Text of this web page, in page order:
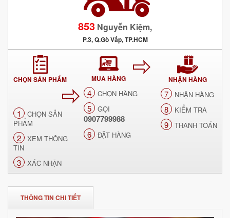
853 Nguyễn Kiệm,
P.3, Q.Gò Vấp, TP.HCM
CHỌN SẢN PHẨM
1
CHỌN SẢN
PHẨM
2
XEM THÔNG
TIN
3 XÁC NHẬN
MUA HÀNG
4 CHỌN HÀNG
5 GỌI
0907799988
6 ĐẶT HÀNG
NHẬN HÀNG
7 NHẬN HÀNG
8 KIỂM TRA
9 THANH TOÁN
THÔNG TIN CHI TIẾT